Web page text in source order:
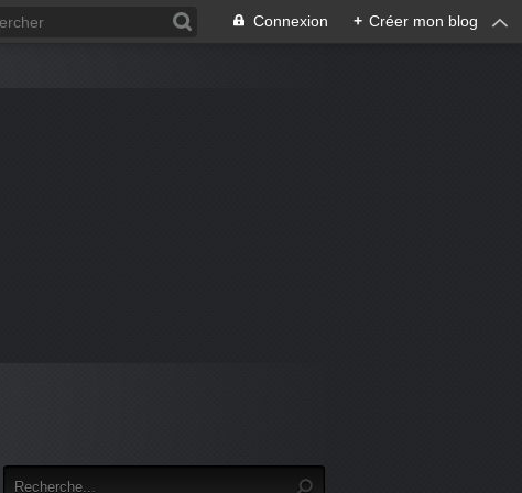
Connexion + Créer mon blog